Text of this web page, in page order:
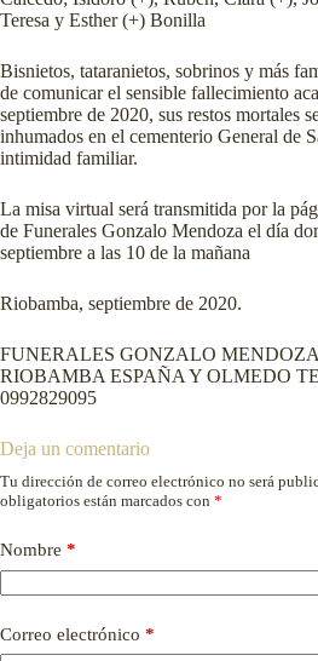
Teresa y Esther (+) Bonilla
Bisnietos, tataranietos, sobrinos y más
de comunicar el sensible fallecimiento
septiembre de 2020, sus restos mortales
inhumados en el cementerio General de
intimidad familiar.
La misa virtual será transmitida por la
de Funerales Gonzalo Mendoza el día
septiembre a las 10 de la mañana
Riobamba, septiembre de 2020.
FUNERALES GONZALO
RIOBAMBA ESPAÑA Y OLMEDO
0992829095
Deja un comentario
Tu dirección de correo electrónico no será
obligatorios están marcados con *
Nombre *
Correo electrónico *